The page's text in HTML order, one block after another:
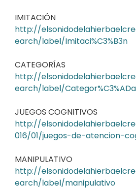
IMITACIÓN
http://
earch/label/Imitaci%C3%B3n
CATEGORÍAS
http://
earch/label/
JUEGOS COGNITIVOS
http://
016/01/juegos-de-atencion-
MANIPULATIVO
http://
earch/label/manipulativo